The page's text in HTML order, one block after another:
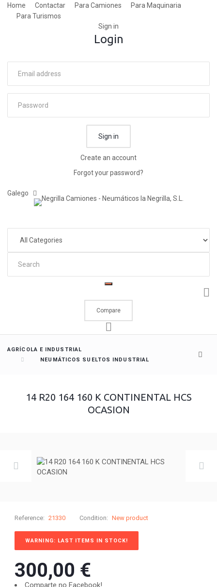
Home Contactar Para Camiones
Para Maquinaria
Para Turismos
Sign in
Login
Sign in
Create an account
Forgot your password?
Galego
Compare
AGRÍCOLA E INDUSTRIAL
NEUMÁTICOS SUELTOS INDUSTRIAL
14 R20 164 160 K CONTINENTAL HCS
OCASION
Reference: 21330 Condition: New product
WARNING: LAST ITEMS IN STOCK!
300,00 €
Comparte no Facebook!